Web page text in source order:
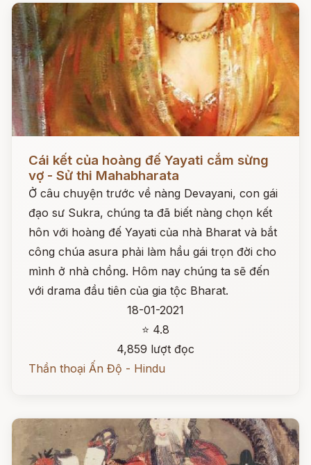
Cái kết của hoàng đế Yayati cắm sừng
vợ - Sử thi Mahabharata
Ở câu chuyện trước về nàng Devayani, con gái
đạo sư Sukra, chúng ta đã biết nàng chọn kết
hôn với hoàng đế Yayati của nhà Bharat và bắt
công chúa asura phải làm hầu gái trọn đời cho
mình ở nhà chồng. Hôm nay chúng ta sẽ đến
với drama đầu tiên của gia tộc Bharat.
18-01-2021
⭐ 4.8
4,859 lượt đọc
Thần thoại Ấn Độ - Hindu